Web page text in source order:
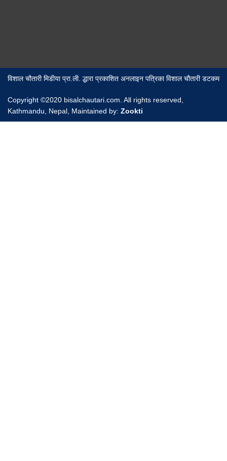
विशाल चौतारी मिडीया प्रा.ली. द्धारा प्रकाशित अनलाइन पत्रिका विशाल चौतारी डटकम
Copyright ©2020 bisalchautari.com. All rights reserved,
Kathmandu, Nepal, Maintained by: Zookti